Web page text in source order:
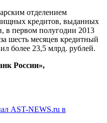
отделением
кредитов, выданных
в первом полугодии 2013
шесть месяцев кредитный
более 23,5 млрд. рублей.
России»,
AST-NEWS.ru в